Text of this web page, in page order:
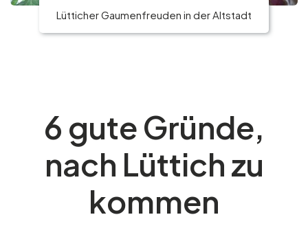
Lütticher Gaumenfreuden in der Altstadt
6 gute Gründe,
nach Lüttich zu
kommen